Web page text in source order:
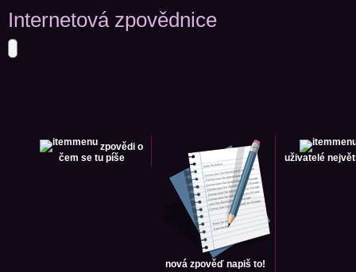
Internetová zpovědnice
zpovědi o
čem se tu píše
nová zpověď napiš to!
uživatelé